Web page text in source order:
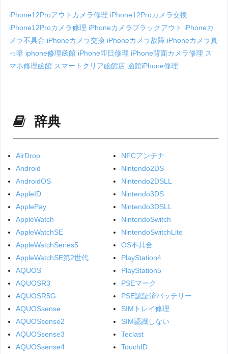
iPhone12Proアウトカメラ修理 iPhone12Proカメラ交換
iPhone12Proカメラ修理 iPhoneカメラブラックアウト iPhoneカ
メラ不具合 iPhoneカメラ交換 iPhoneカメラ故障 iPhoneカメラ真
っ暗 iphone修理函館 iPhone即日修理 iPhone背面カメラ修理 ス
マホ修理函館 スマートクリア函館店 函館iPhone修理
辞典
AirDrop
Android
AndroidOS
AppleID
ApplePay
AppleWatch
AppleWatchSE
AppleWatchSeries5
AppleWatchSE第2世代
AQUOS
AQUOSR3
AQUOSR5G
AQUOSsense
AQUOSsense2
AQUOSsense3
AQUOSsense4
NFCアンテナ
Nintendo2DS
Nintendo2DSLL
Nintendo3DS
Nintendo3DSLL
NintendoSwitch
NintendoSwitchLite
OS不具合
PlayStation4
PlayStation5
PSEマーク
PSE認証済バッテリー
SIMトレイ修理
SIM認識しない
Teclast
TouchID